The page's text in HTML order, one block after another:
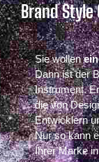
Brand
Sie wollen
Dann ist der
Instrument.
die von
Entwicklern
Nur so kann
Ihrer Marke